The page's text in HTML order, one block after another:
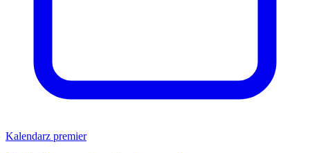
Kalendarz premier